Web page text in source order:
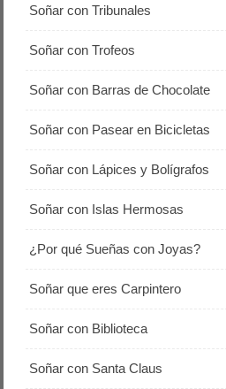
Soñar con Tribunales
Soñar con Trofeos
Soñar con Barras de Chocolate
Soñar con Pasear en Bicicletas
Soñar con Lápices y Bolígrafos
Soñar con Islas Hermosas
¿Por qué Sueñas con Joyas?
Soñar que eres Carpintero
Soñar con Biblioteca
Soñar con Santa Claus